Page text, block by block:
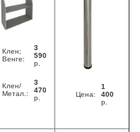
Клен;
Венге:
3
590
р.
Клен/
Метал.:
3
470
р.
Цена:
1
400
р.